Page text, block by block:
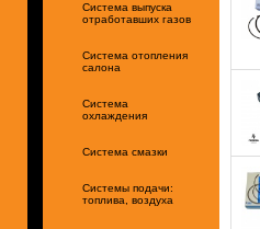
Система выпуска
отработавших газов
Система отопления
салона
Система
охлаждения
Система смазки
Системы подачи:
топлива, воздуха